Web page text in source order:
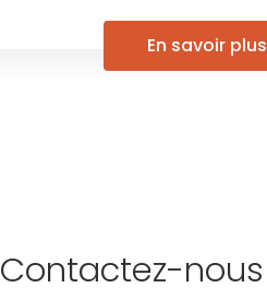
En savoir plus
Contactez-nous